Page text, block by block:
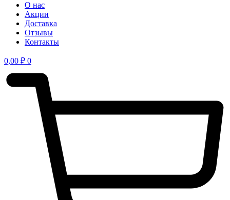
О нас
Акции
Доставка
Отзывы
Контакты
0,00 ₽ 0